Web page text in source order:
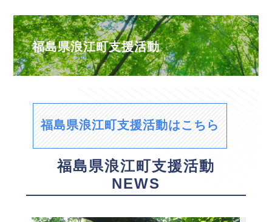
福島県浪江町支援活動
福島県浪江町支援活動はこちら
福島県浪江町支援活動
NEWS